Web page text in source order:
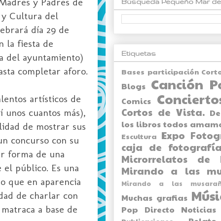
y Cultura del
día 29 de
la fiesta de
del ayuntamiento)
completar aforo.
artísticos de
cuantos más),
de mostrar sus
concurso con su
forma de una
público. Es una
que en aparencia
de charlar con
a base de
Búsqueda Pequeño Mar
Etiquetas
Bases participación
Blogs Canción
Comics
Cortos de Vista.
los libros todos
Escultura Expo
caja de
Microrrelatos de
Mirando a las
Mirando a las
Muchas grafias
Pop Directo Noticias